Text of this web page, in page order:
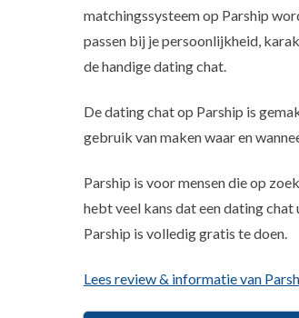
matchingssysteem op Parship
passen bij je persoonlijkheid,
de handige dating chat.
De dating chat op Parship is
gebruik van maken waar en
Parship is voor mensen die op
hebt veel kans dat een dating
Parship is volledig gratis te doen.
Lees review & informatie van